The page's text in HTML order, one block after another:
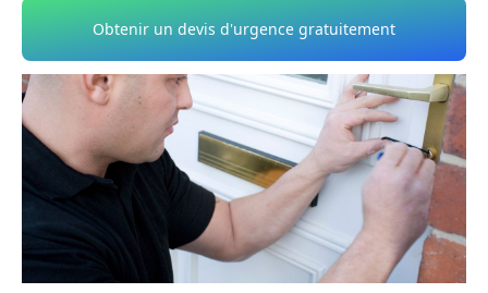
Obtenir un devis d'urgence gratuitement